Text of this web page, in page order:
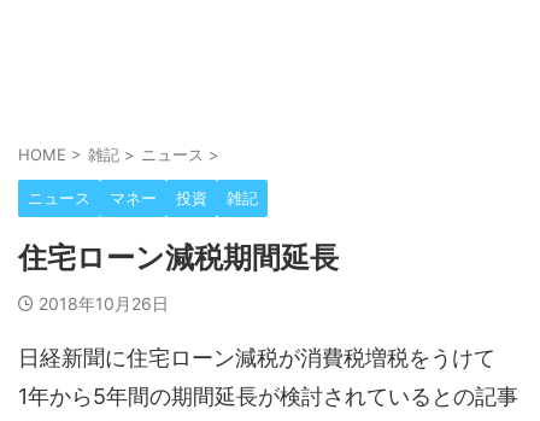
HOME > 雑記 > ニュース >
ニュース マネー 投資 雑記
住宅ローン減税期間延長
2018年10月26日
日経新聞に住宅ローン減税が消費税増税をうけて
1年から5年間の期間延長が検討されているとの記事